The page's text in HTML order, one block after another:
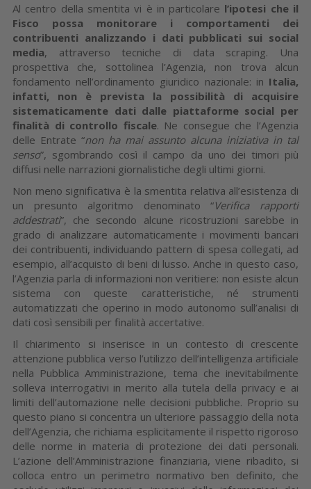
Al centro della smentita vi è in particolare l’ipotesi che il
Fisco possa monitorare i comportamenti dei
contribuenti analizzando i dati pubblicati sui social
media, attraverso tecniche di data scraping. Una
prospettiva che, sottolinea l’Agenzia, non trova alcun
fondamento nell’ordinamento giuridico nazionale: in Italia,
infatti, non è prevista la possibilità di acquisire
sistematicamente dati dalle piattaforme social per
finalità di controllo fiscale. Ne consegue che l’Agenzia
delle Entrate “non ha mai assunto alcuna iniziativa in tal
senso”, sgombrando così il campo da uno dei timori più
diffusi nelle narrazioni giornalistiche degli ultimi giorni.
Non meno significativa è la smentita relativa all’esistenza di
un presunto algoritmo denominato “Verifica rapporti
addestrati”, che secondo alcune ricostruzioni sarebbe in
grado di analizzare automaticamente i movimenti bancari
dei contribuenti, individuando pattern di spesa collegati, ad
esempio, all’acquisto di beni di lusso. Anche in questo caso,
l’Agenzia parla di informazioni non veritiere: non esiste alcun
sistema con queste caratteristiche, né strumenti
automatizzati che operino in modo autonomo sull’analisi di
dati così sensibili per finalità accertative.
Il chiarimento si inserisce in un contesto di crescente
attenzione pubblica verso l’utilizzo dell’intelligenza artificiale
nella Pubblica Amministrazione, tema che inevitabilmente
solleva interrogativi in merito alla tutela della privacy e ai
limiti dell’automazione nelle decisioni pubbliche. Proprio su
questo piano si concentra un ulteriore passaggio della nota
dell’Agenzia, che richiama esplicitamente il rispetto rigoroso
delle norme in materia di protezione dei dati personali.
L’azione dell’Amministrazione finanziaria, viene ribadito, si
colloca entro un perimetro normativo ben definito, che